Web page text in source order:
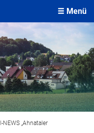
Menü
NEWS „Ahnataler